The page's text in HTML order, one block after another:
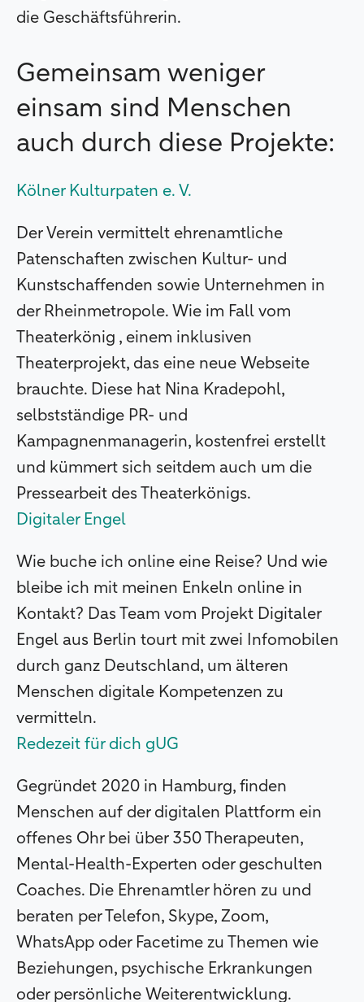
die Geschäftsführerin.
Gemeinsam weniger
einsam sind Menschen
auch durch diese Projekte:
Kölner Kulturpaten e. V.
Der Verein vermittelt ehrenamtliche
Patenschaften zwischen Kultur- und
Kunstschaffenden sowie Unternehmen in
der Rheinmetropole. Wie im Fall vom
Theaterkönig , einem inklusiven
Theaterprojekt, das eine neue Webseite
brauchte. Diese hat Nina Kradepohl,
selbstständige PR- und
Kampagnenmanagerin, kostenfrei erstellt
und kümmert sich seitdem auch um die
Pressearbeit des Theaterkönigs.
Digitaler Engel
Wie buche ich online eine Reise? Und wie
bleibe ich mit meinen Enkeln online in
Kontakt? Das Team vom Projekt Digitaler
Engel aus Berlin tourt mit zwei Infomobilen
durch ganz Deutschland, um älteren
Menschen digitale Kompetenzen zu
vermitteln.
Redezeit für dich gUG
Gegründet 2020 in Hamburg, finden
Menschen auf der digitalen Plattform ein
offenes Ohr bei über 350 Therapeuten,
Mental-Health-Experten oder geschulten
Coaches. Die Ehrenamtler hören zu und
beraten per Telefon, Skype, Zoom,
WhatsApp oder Facetime zu Themen wie
Beziehungen, psychische Erkrankungen
oder persönliche Weiterentwicklung.